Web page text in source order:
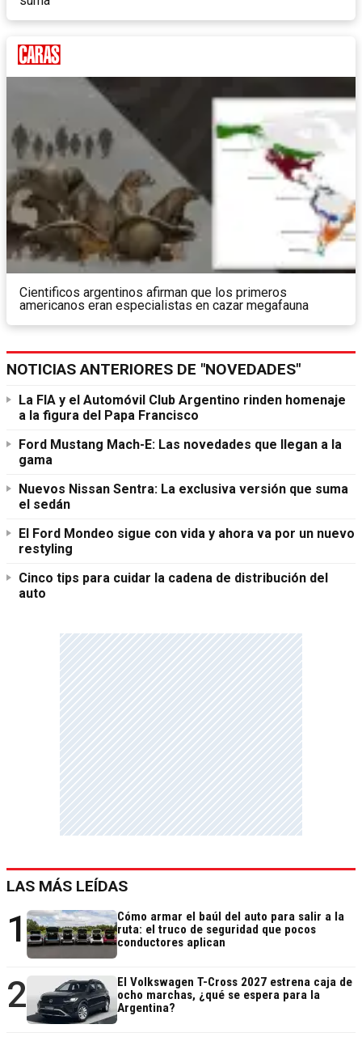
Cientificos argentinos afirman que los primeros
americanos eran especialistas en cazar megafauna
NOTICIAS ANTERIORES DE "NOVEDADES"
La FIA y el Automóvil Club Argentino rinden homenaje
a la figura del Papa Francisco
Ford Mustang Mach-E: Las novedades que llegan a la
gama
Nuevos Nissan Sentra: La exclusiva versión que suma
el sedán
El Ford Mondeo sigue con vida y ahora va por un nuevo
restyling
Cinco tips para cuidar la cadena de distribución del
auto
LAS MÁS LEÍDAS
1
Cómo armar el baúl del auto para salir a la
ruta: el truco de seguridad que pocos
conductores aplican
2
El Volkswagen T-Cross 2027 estrena caja de
ocho marchas, ¿qué se espera para la
Argentina?